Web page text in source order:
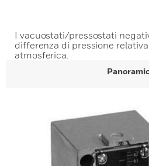
I vacuostati/pressostati
differenza di pressione
atmosferica.